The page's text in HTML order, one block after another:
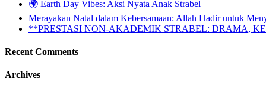
🌍 Earth Day Vibes: Aksi Nyata Anak Strabel
Merayakan Natal dalam Kebersamaan: Allah Hadir untuk
**PRESTASI NON-AKADEMIK STRABEL: DRAMA,
Recent Comments
Archives